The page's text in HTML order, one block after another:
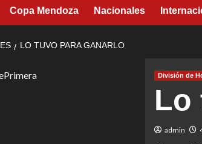
Copa Mendoza Nacionales
LO TUVO PARA GANARLO
División de
Lo
admin